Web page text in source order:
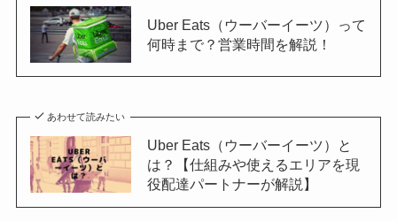
Uber Eats（ウーバーイーツ）って
何時まで？営業時間を解説！
あわせて読みたい
Uber Eats（ウーバーイーツ）と
は？【仕組みや使えるエリアを現
役配達パートナーが解説】